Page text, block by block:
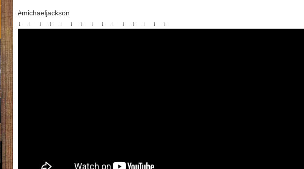
#michaeljackson
↓ ↓ ↓ ↓ ↓ ↓ ↓ ↓ ↓ ↓ ↓ ↓ ↓ ↓ ↓